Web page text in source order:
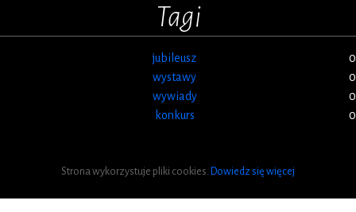
Tagi
jubileusz
0
wystawy
0
wywiady
0
konkurs
0
Strona wykorzystuje pliki cookies. Dowiedz się więcej